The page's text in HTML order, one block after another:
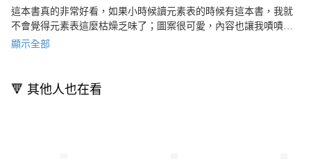
這本書真的非常好看，如果小時候讀元素表的時候有這本書，我就
不會覺得元素表這麼枯燥乏味了；圖案很可愛，內容也讓我嘖嘖稱
奇，非常引人入勝，極推薦。
顯示全部
🔻 其他人也在看